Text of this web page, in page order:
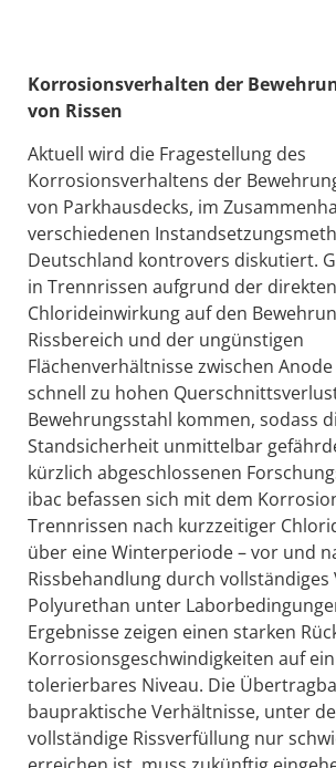
Korrosionsverhalten der
von Rissen
Aktuell wird die Fragestellung des
Korrosionsverhaltens der
von Parkhausdecks, im
verschiedenen
Deutschland kontrovers diskutiert.
in Trennrissen aufgrund der direkten
Chlorideinwirkung auf den
Rissbereich und der ungünstigen
Flächenverhältnisse zwischen
schnell zu hohen
Bewehrungsstahl kommen, sodass
Standsicherheit unmittelbar
kürzlich abgeschlossenen
ibac befassen sich mit dem
Trennrissen nach kurzzeitiger
über eine Winterperiode – vor und
Rissbehandlung durch
Polyurethan unter
Ergebnisse zeigen einen starken
Korrosionsgeschwindigkeiten auf
tolerierbares Niveau. Die
baupraktische Verhältnisse, unter
vollständige Rissverfüllung nur